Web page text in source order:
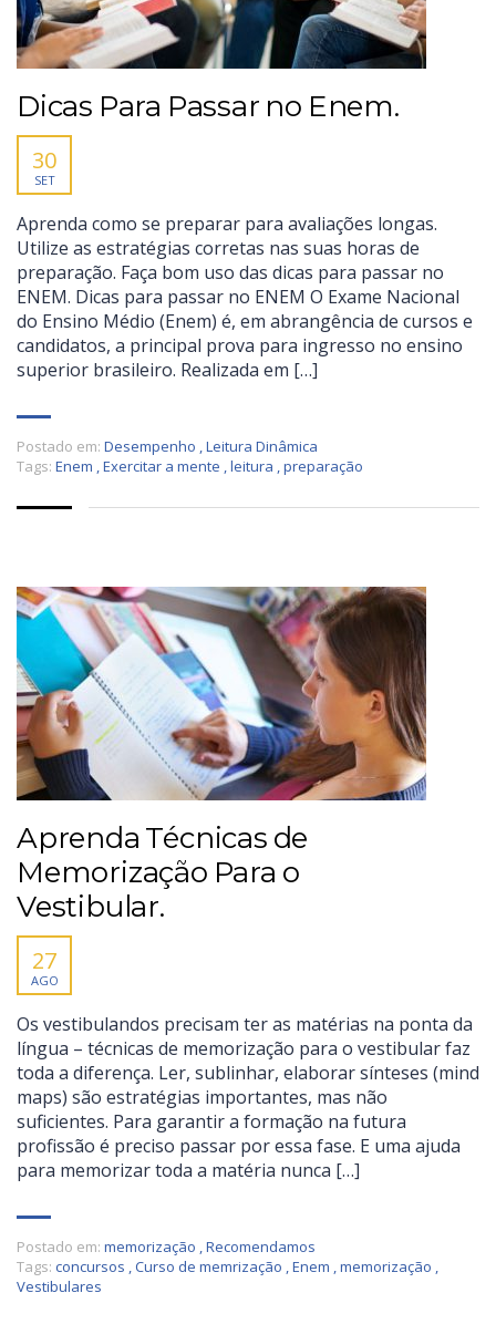
Dicas Para Passar no Enem.
30
SET
Aprenda como se preparar para avaliações longas.
Utilize as estratégias corretas nas suas horas de
preparação. Faça bom uso das dicas para passar no
ENEM. Dicas para passar no ENEM O Exame Nacional
do Ensino Médio (Enem) é, em abrangência de cursos e
candidatos, a principal prova para ingresso no ensino
superior brasileiro. Realizada em […]
Postado em: Desempenho ,Leitura Dinâmica
Tags: Enem ,Exercitar a mente ,leitura ,preparação
Aprenda Técnicas de
Memorização Para o
Vestibular.
27
AGO
Os vestibulandos precisam ter as matérias na ponta da
língua – técnicas de memorização para o vestibular faz
toda a diferença. Ler, sublinhar, elaborar sínteses (mind
maps) são estratégias importantes, mas não
suficientes. Para garantir a formação na futura
profissão é preciso passar por essa fase. E uma ajuda
para memorizar toda a matéria nunca […]
Postado em: memorização ,Recomendamos
Tags: concursos ,Curso de memrização ,Enem ,memorização ,
Vestibulares